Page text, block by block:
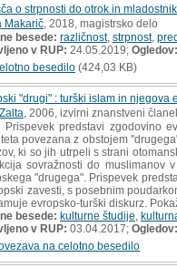
o strpnosti do otrok in
Makarič , 2018, magistrsko delo
besede: različnost, strpnost,
v RUP: 24.05.2019; Ogledov:
besedilo (424,03 KB)
"drugi" : turški islam in njegova
, 2006, izvirni znanstveni
Prispevek predstavi zgodovino
povezana z obstojem
ki so jih utrpeli s strani
sovražnosti do muslimanov
"drugega". Prispevek
zavesti, s posebnim
evropsko-turški diskurz.
besede: kulturne študije
v RUP: 03.04.2017; Ogledov:
na celotno besedilo